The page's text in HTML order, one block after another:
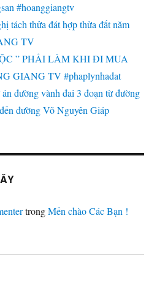
#hoanggiangtv
tách thửa đát hợp thửa đất năm
TV
” PHẢI LÀM KHI ĐI MUA
GIANG TV #phaplynhadat
đường vành đai 3 đoạn từ đường
đường Võ Nguyên Giáp
trongMến chào Các Bạn !